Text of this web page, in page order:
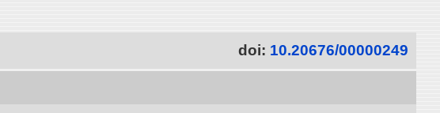
doi: 10.20676/00000249